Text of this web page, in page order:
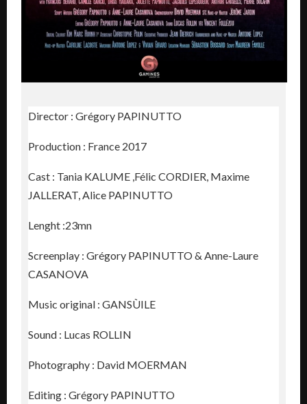
Director : Grégory PAPINUTTO
Production : France 2017
Cast : Tania KALUME ,Félic CORDIER, Maxime
JALLERAT, Alice PAPINUTTO
Lenght :23mn
Screenplay : Grégory PAPINUTTO & Anne-Laure
CASANOVA
Music original : GANSÙILE
Sound : Lucas ROLLIN
Photography : David MOERMAN
Editing : Grégory PAPINUTTO